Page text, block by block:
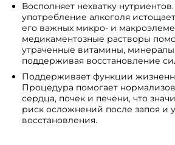
Восполняет нехватку
употребление алкоголя
его важных микро- и
медикаментозные растворы
утраченные витамины,
поддерживая восстановление
Поддерживает функции
Процедура помогает
сердца, почек и печени, что
риск осложнений после запоя и
восстановления.